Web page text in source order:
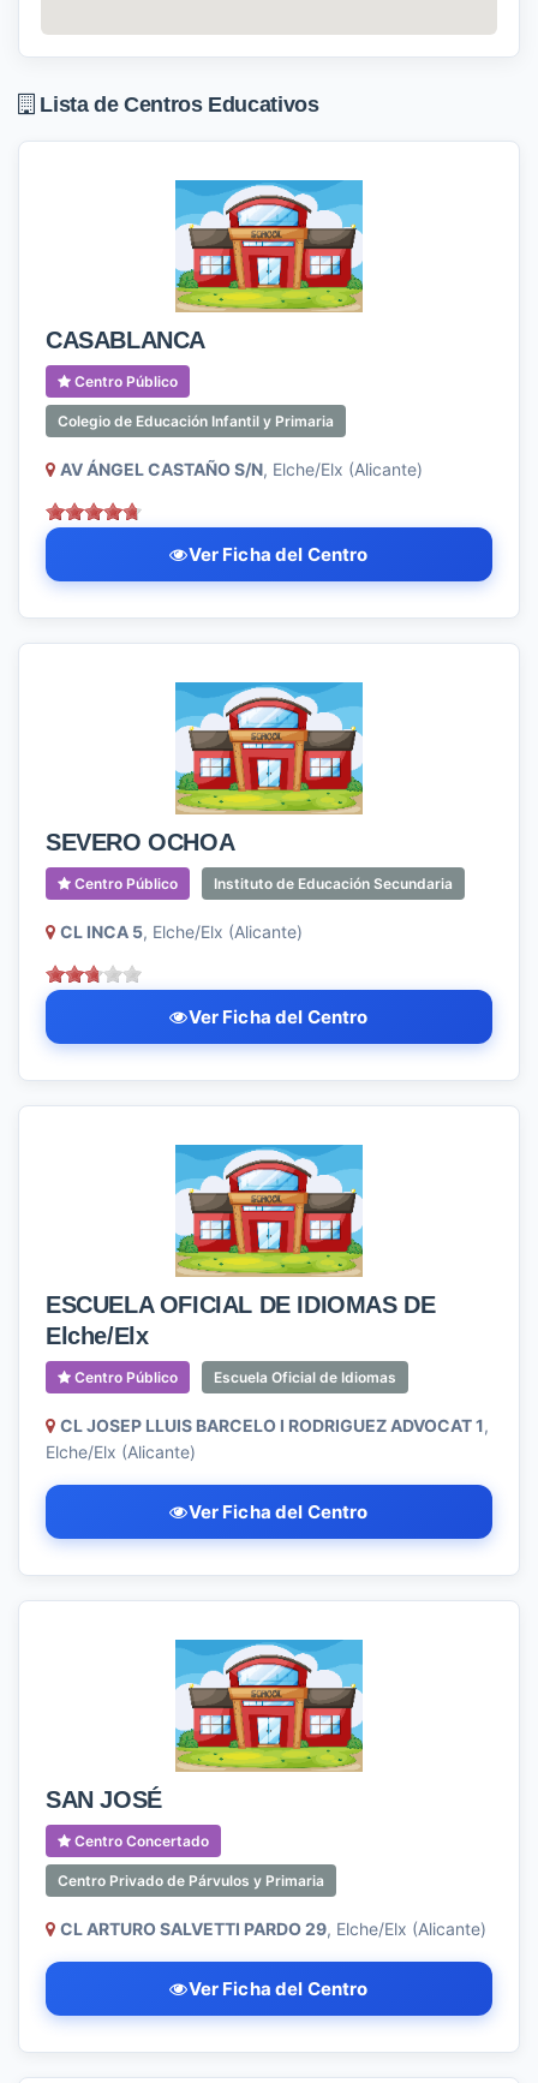
Lista de Centros Educativos
CASABLANCA
Centro Público
Colegio de Educación Infantil y Primaria
AV ÁNGEL CASTAÑO S/N, Elche/Elx (Alicante)
Ver Ficha del Centro
SEVERO OCHOA
Centro Público Instituto de Educación Secundaria
CL INCA 5, Elche/Elx (Alicante)
Ver Ficha del Centro
ESCUELA OFICIAL DE IDIOMAS DE
Elche/Elx
Centro Público Escuela Oficial de Idiomas
CL JOSEP LLUIS BARCELO I RODRIGUEZ ADVOCAT 1,
Elche/Elx (Alicante)
Ver Ficha del Centro
SAN JOSÉ
Centro Concertado
Centro Privado de Párvulos y Primaria
CL ARTURO SALVETTI PARDO 29, Elche/Elx (Alicante)
Ver Ficha del Centro